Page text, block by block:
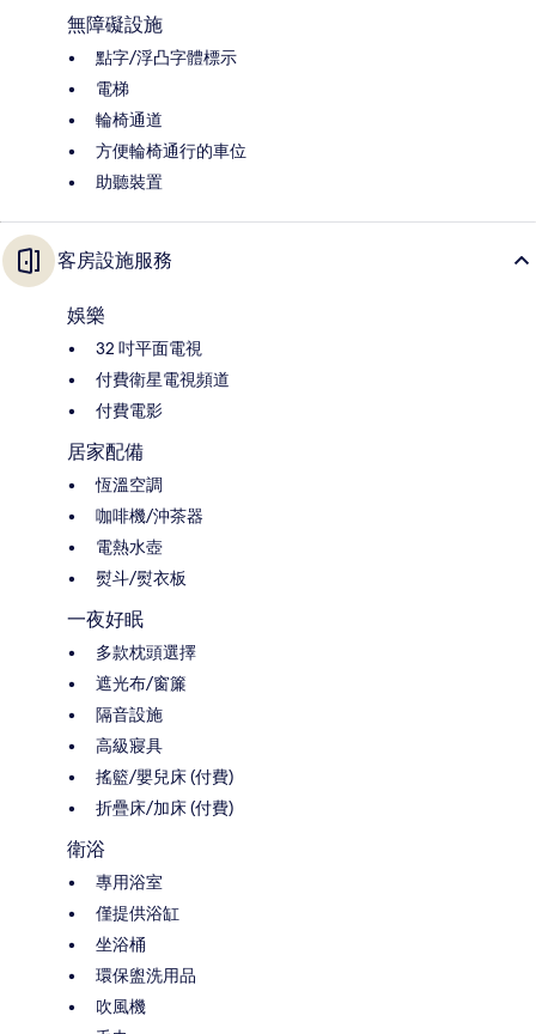
無障礙設施
點字/浮凸字體標示
電梯
輪椅通道
方便輪椅通行的車位
助聽裝置
客房設施服務
娛樂
32 吋平面電視
付費衛星電視頻道
付費電影
居家配備
恆溫空調
咖啡機/沖茶器
電熱水壺
熨斗/熨衣板
一夜好眠
多款枕頭選擇
遮光布/窗簾
隔音設施
高級寢具
搖籃/嬰兒床 (付費)
折疊床/加床 (付費)
衛浴
專用浴室
僅提供浴缸
坐浴桶
環保盥洗用品
吹風機